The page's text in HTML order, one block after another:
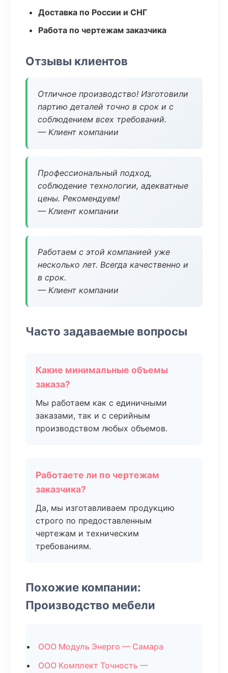
Доставка по России и СНГ
Работа по чертежам заказчика
Отзывы клиентов
Отличное производство! Изготовили
партию деталей точно в срок и с
соблюдением всех требований.
— Клиент компании
Профессиональный подход,
соблюдение технологии, адекватные
цены. Рекомендуем!
— Клиент компании
Работаем с этой компанией уже
несколько лет. Всегда качественно и
в срок.
— Клиент компании
Часто задаваемые вопросы
Какие минимальные объемы
заказа?
Мы работаем как с единичными
заказами, так и с серийным
производством любых объемов.
Работаете ли по чертежам
заказчика?
Да, мы изготавливаем продукцию
строго по предоставленным
чертежам и техническим
требованиям.
Похожие компании:
Производство мебели
ООО Модуль Энерго — Самара
ООО Комплект Точность —